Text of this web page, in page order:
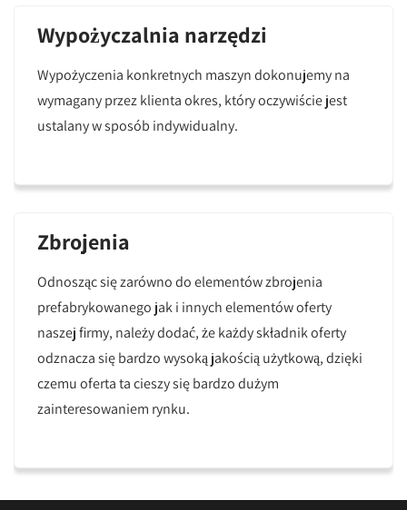
Wypożyczalnia narzędzi
Wypożyczenia konkretnych maszyn dokonujemy na
wymagany przez klienta okres, który oczywiście jest
ustalany w sposób indywidualny.
Zbrojenia
Odnosząc się zarówno do elementów zbrojenia
prefabrykowanego jak i innych elementów oferty
naszej firmy, należy dodać, że każdy składnik oferty
odznacza się bardzo wysoką jakością użytkową, dzięki
czemu oferta ta cieszy się bardzo dużym
zainteresowaniem rynku.